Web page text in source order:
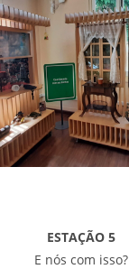
ESTAÇÃO 5
E nós com isso?